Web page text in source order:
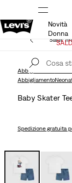
Novità
Donna
Saldi:
Abbigliamento
Abbigliamento
Baby Skater
Spedizione gratuita